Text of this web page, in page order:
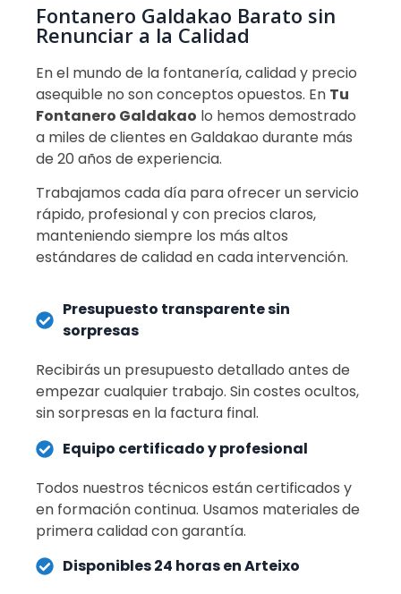
Fontanero Galdakao Barato sin
Renunciar a la Calidad
En el mundo de la fontanería, calidad y precio
asequible no son conceptos opuestos. En Tu
Fontanero Galdakao lo hemos demostrado
a miles de clientes en Galdakao durante más
de 20 años de experiencia.
Trabajamos cada día para ofrecer un servicio
rápido, profesional y con precios claros,
manteniendo siempre los más altos
estándares de calidad en cada intervención.
Presupuesto transparente sin
sorpresas
Recibirás un presupuesto detallado antes de
empezar cualquier trabajo. Sin costes ocultos,
sin sorpresas en la factura final.
Equipo certificado y profesional
Todos nuestros técnicos están certificados y
en formación continua. Usamos materiales de
primera calidad con garantía.
Disponibles 24 horas en Arteixo